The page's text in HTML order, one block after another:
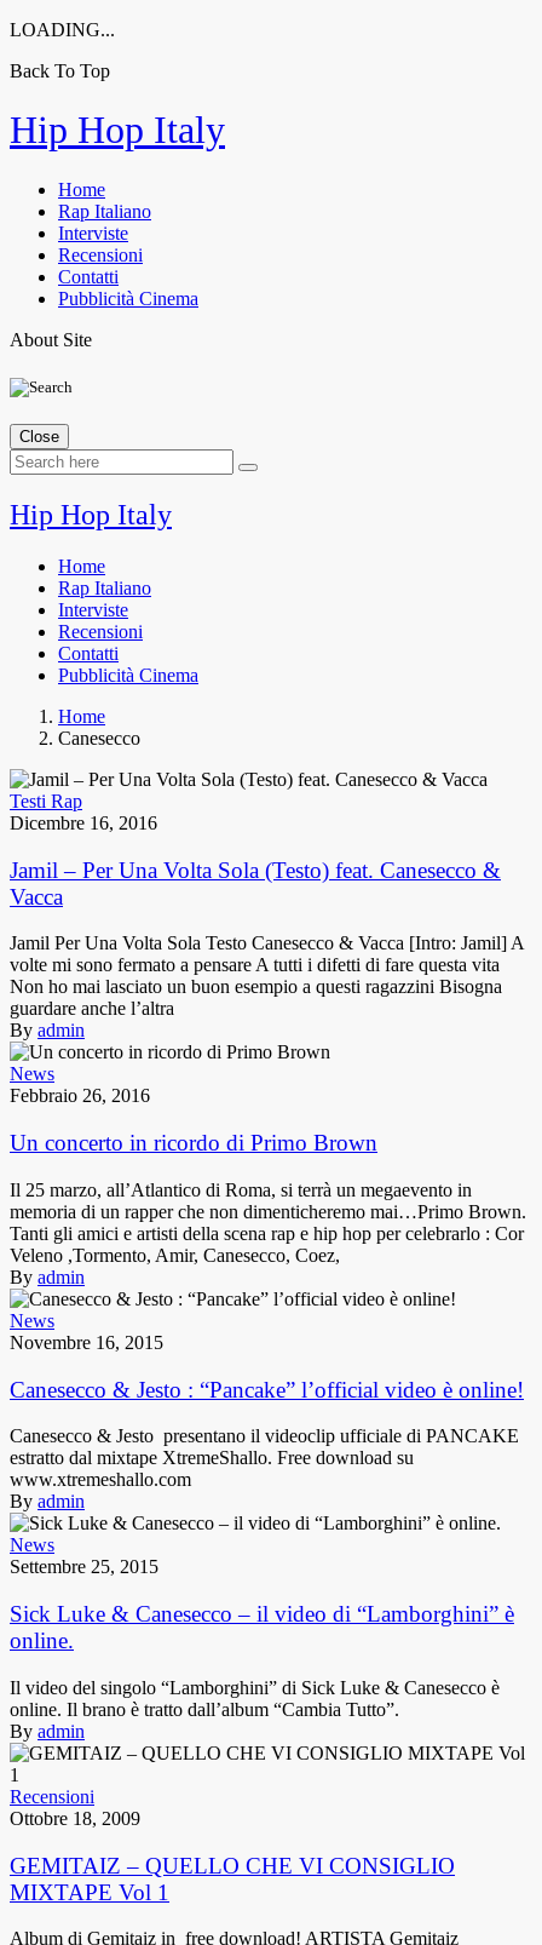
LOADING...
Back To Top
to
content
Hip Hop Italy
Home
Rap Italiano
Interviste
Recensioni
Contatti
Pubblicità Cinema
About Site
Close
Hip Hop Italy
Home
Rap Italiano
Interviste
Recensioni
Contatti
Pubblicità Cinema
Home
Canesecco
Testi Rap
Dicembre 16, 2016
Jamil – Per Una Volta Sola (Testo) feat. Canesecco &
Vacca
Jamil Per Una Volta Sola Testo Canesecco & Vacca [Intro: Jamil] A
volte mi sono fermato a pensare A tutti i difetti di fare questa vita
Non ho mai lasciato un buon esempio a questi ragazzini Bisogna
guardare anche l’altra
By admin
News
Febbraio 26, 2016
Un concerto in ricordo di Primo Brown
Il 25 marzo, all’Atlantico di Roma, si terrà un megaevento in
memoria di un rapper che non dimenticheremo mai…Primo Brown.
Tanti gli amici e artisti della scena rap e hip hop per celebrarlo : Cor
Veleno ,Tormento, Amir, Canesecco, Coez,
By admin
News
Novembre 16, 2015
Canesecco & Jesto : “Pancake” l’official video è online!
Canesecco & Jesto presentano il videoclip ufficiale di PANCAKE
estratto dal mixtape XtremeShallo. Free download su
www.xtremeshallo.com
By admin
News
Settembre 25, 2015
Sick Luke & Canesecco – il video di “Lamborghini” è
online.
Il video del singolo “Lamborghini” di Sick Luke & Canesecco è
online. Il brano è tratto dall’album “Cambia Tutto”.
By admin
Recensioni
Ottobre 18, 2009
GEMITAIZ – QUELLO CHE VI CONSIGLIO
MIXTAPE Vol 1
Album di Gemitaiz in free download! ARTISTA Gemitaiz